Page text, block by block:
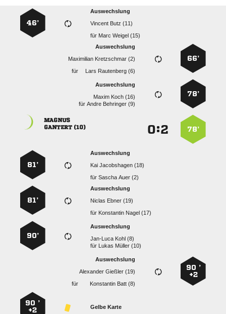
Auswechslung
  
für   
46’
66’
Auswechslung
  
für
  
78’
Auswechslung
  
für  
78’
:

 
Auswechslung
  
für  
81’
Auswechslung
  
für   
81’
Auswechslung
  
für   
90’
90 ’
+2
Auswechslung
  
für
  
Gelbe Karte
90 ’
+2